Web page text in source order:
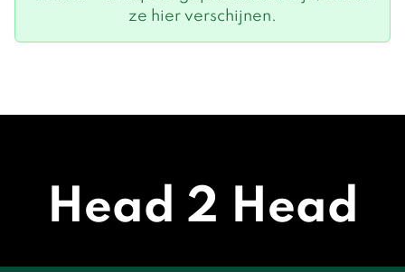
ze hier verschijnen.
Head 2 Head